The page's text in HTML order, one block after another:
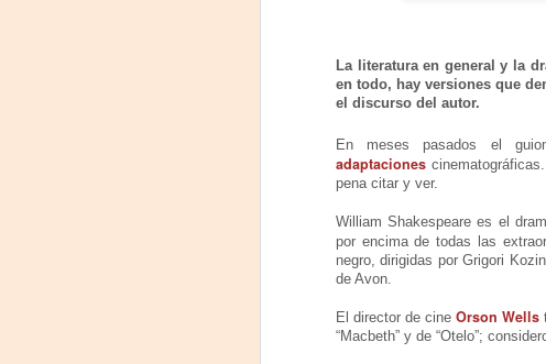
La literatura en general y la
en todo, hay versiones que
el discurso del autor.
En meses pasados el
adaptaciones
pena citar y ver.
William Shakespeare es el
por encima de todas las
negro, dirigidas por Grigori
de Avon.
El director de cineOrson Wells
“Macbeth” y de “Otelo”;
2024, Laura Azcurra llegó al Gran
Salón de Plataforma Lavardén
convertida en Frida Kahlo.
3
Jueves
29 de
30 de
Dir.